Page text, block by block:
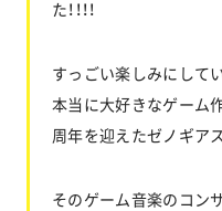
た！！！！
すっごい楽しみにして
本当に大好きなゲーム
周年を迎えたゼノギア
そのゲーム音楽のコン